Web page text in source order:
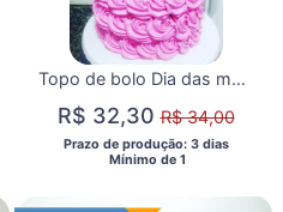
Topo de bolo Dia das mães
R$ 32,30R$ 34,00
Prazo de produção: 3 dias
  Mínimo de 1